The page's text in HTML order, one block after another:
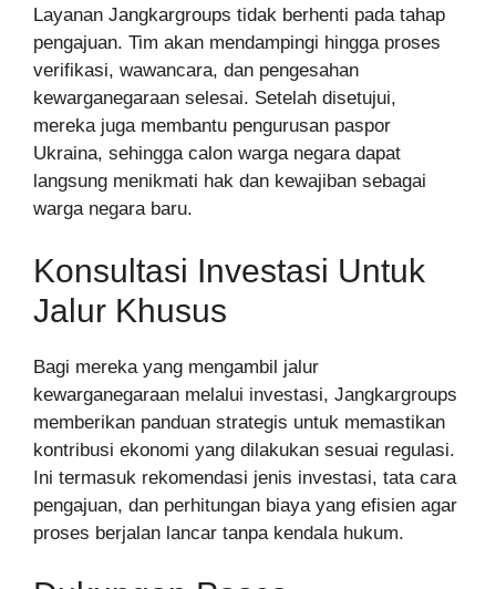
Layanan Jangkargroups tidak berhenti pada tahap
pengajuan. Tim akan mendampingi hingga proses
verifikasi, wawancara, dan pengesahan
kewarganegaraan selesai. Setelah disetujui,
mereka juga membantu pengurusan paspor
Ukraina, sehingga calon warga negara dapat
langsung menikmati hak dan kewajiban sebagai
warga negara baru.
Konsultasi Investasi Untuk
Jalur Khusus
Bagi mereka yang mengambil jalur
kewarganegaraan melalui investasi, Jangkargroups
memberikan panduan strategis untuk memastikan
kontribusi ekonomi yang dilakukan sesuai regulasi.
Ini termasuk rekomendasi jenis investasi, tata cara
pengajuan, dan perhitungan biaya yang efisien agar
proses berjalan lancar tanpa kendala hukum.